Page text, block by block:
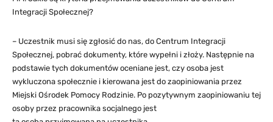
Integracji Społecznej?
– Uczestnik musi się zgłosić do nas, do Centrum Integracji
Społecznej, pobrać dokumenty, które wypełni i złoży. Następnie na
podstawie tych dokumentów oceniane jest, czy osoba jest
wykluczona społecznie i kierowana jest do zaopiniowania przez
Miejski Ośrodek Pomocy Rodzinie. Po pozytywnym zaopiniowaniu tej
osoby przez pracownika socjalnego jest